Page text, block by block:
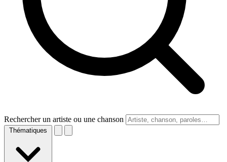
Rechercher un artiste ou une chanson
Thématiques